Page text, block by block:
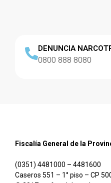
DENUNCIA
0800 888 8080
Fiscalía General de la
(0351) 4481000 – 4481600
Caseros 551 – 1° piso – CP